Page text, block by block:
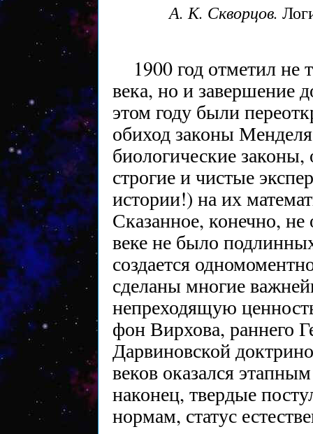
А. К. Скворцов.
1900 год отметил не
века, но и завершение
этом году были
обиход законы
биологические
строгие и чистые
истории!) на их
Сказанное, конечно,
веке не было
создается
сделаны многие
непреходящую
фон Вирхова, раннего
Дарвиновской
веков оказался
наконец, твердые
нормам, статус